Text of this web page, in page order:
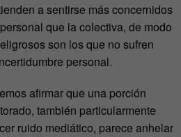
a sentirse más concernidos
que la colectiva, de modo
son los que no sufren
personal.
afirmar que una porción
también particularmente
ruido mediático, parece anhelar